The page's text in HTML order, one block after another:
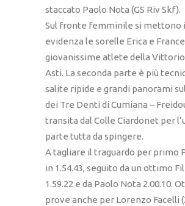
staccato Paolo Nota (GS Riv Skf).
Sul fronte femminile si mettono
evidenza le sorelle Erica e
giovanissime atlete della
Asti. La seconda parte è più
salite ripide e grandi panorami
dei Tre Denti di Cumiana –
transita dal Colle Ciardonet per
parte tutta da spingere.
A tagliare il traguardo per primo
in 1.54.43, seguito da un ottimo
1.59.22 e da Paolo Nota 2.00.10.
prove anche per Lorenzo Facelli